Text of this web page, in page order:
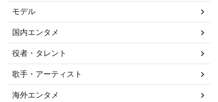
モデル
国内エンタメ
役者・タレント
歌手・アーティスト
海外エンタメ